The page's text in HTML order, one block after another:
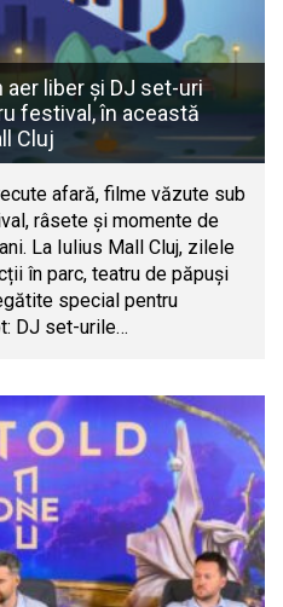
aer liber și DJ set-uri
festival, în această
Cluj
afară, filme văzute sub
râsete și momente de
La Iulius Mall Cluj, zilele
în parc, teatru de păpuși
special pentru
DJ set-urile…